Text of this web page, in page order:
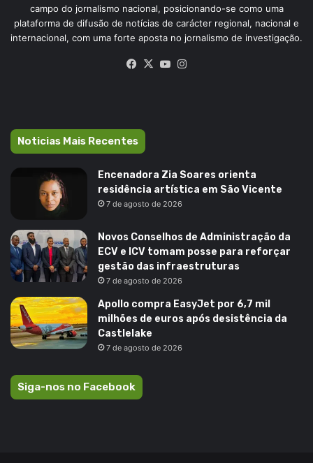
campo do jornalismo nacional, posicionando-se como uma
plataforma de difusão de notícias de carácter regional, nacional e
internacional, com uma forte aposta no jornalismo de investigação.
Facebook
X YouTube
Noticias Mais Recentes
Encenadora Zia Soares orienta
residência artística em São Vicente
7 de agosto de 2026
Novos Conselhos de Administração da
ECV e ICV tomam posse para reforçar
gestão das infraestruturas
7 de agosto de 2026
Apollo compra EasyJet por 6,7 mil
milhões de euros após desistência da
Castlelake
7 de agosto de 2026
Siga-nos no Facebook